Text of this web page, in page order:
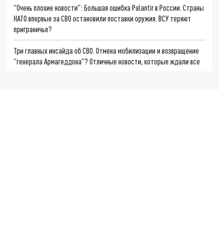
"Очень плохие новости": Большая ошибка Palantir в России. Страны
НАТО впервые за СВО остановили поставки оружия. ВСУ теряют
приграничье?
Три главных инсайда об СВО. Отмена мобилизации и возвращение
"генерала Армагеддона"? Отличные новости, которые ждали все